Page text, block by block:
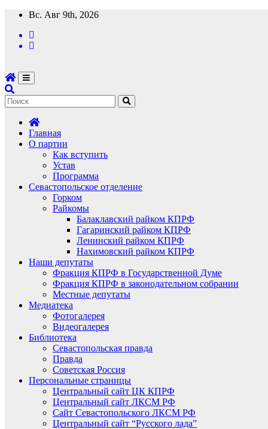
Перейти
содержимому
Вс. Авг 9th, 2026
Главная
О партии
Как вступить
Устав
Программа
Севастопольское отделение
Горком
Райкомы
Балаклавский райком КПРФ
Гагаринский райком КПРФ
Ленинский райком КПРФ
Нахимовский райком КПРФ
Наши депутаты
Фракция КПРФ в Государственной Думе
Фракция КПРФ в законодательном собрании
Местные депутаты
Медиатека
Фотогалерея
Видеогалерея
Библиотека
Севастопольская правда
Правда
Советская Россия
Персональные страницы
Центральный сайт ЦК КПРФ
Центральный сайт ЛКСМ РФ
Сайт Севастопольского ЛКСМ РФ
Центральный сайт “Русского лада”